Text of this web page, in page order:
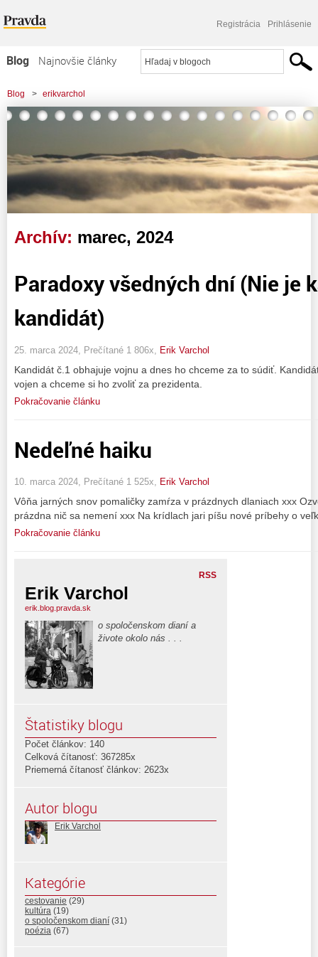
Registrácia Prihlásenie
Blog
Najnovšie články
Najčítanejšie články
Najkomentovanejšie články
Komerčné blogy
Blog > erikvarchol
Archív: marec, 2024
Paradoxy všedných dní (Nie je
kandidát)
25. marca 2024, Prečítané 1 806x, Erik Varchol
Kandidát č.1 obhajuje vojnu a dnes ho chceme za to súdiť.
vojen a chceme si ho zvoliť za prezidenta.
Pokračovanie článku
Nedeľné haiku
10. marca 2024, Prečítané 1 525x, Erik Varchol
Vôňa jarných snov pomaličky zamŕza v prázdnych dlaniach xxx
prázdna nič sa nemení xxx Na krídlach jari píšu nové príbehy o
Pokračovanie článku
RSS
Erik Varchol
erik.blog.pravda.sk
o spoločenskom dianí a
živote okolo nás . . .
Štatistiky blogu
Počet článkov: 140
Celková čítanosť: 367285x
Priemerná čítanosť článkov: 2623x
Autor blogu
Erik Varchol
Kategórie
cestovanie (29)
kultúra (19)
o spoločenskom dianí (31)
poézia (67)